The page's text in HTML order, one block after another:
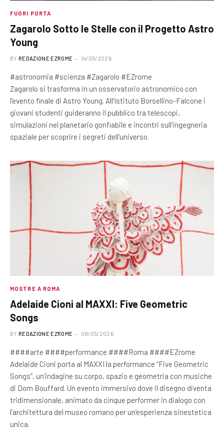
FUORI PORTA
Zagarolo Sotto le Stelle con il Progetto Astro
Young
BY REDAZIONE EZROME 14/05/2026
#astronomia #scienza #Zagarolo #EZrome
Zagarolo si trasforma in un osservatorio astronomico con
l’evento finale di Astro Young. All’Istituto Borsellino-Falcone i
giovani studenti guideranno il pubblico tra telescopi,
simulazioni nel planetario gonfiabile e incontri sull’ingegneria
spaziale per scoprire i segreti dell’universo.
MOSTRE A ROMA
Adelaide Cioni al MAXXI: Five Geometric
Songs
BY REDAZIONE EZROME 08/05/2026
####arte ####performance ####Roma ####EZrome
Adelaide Cioni porta al MAXXI la performance “Five Geometric
Songs”, un’indagine su corpo, spazio e geometria con musiche
di Dom Bouffard. Un evento immersivo dove il disegno diventa
tridimensionale, animato da cinque performer in dialogo con
l’architettura del museo romano per un’esperienza sinestetica
unica.